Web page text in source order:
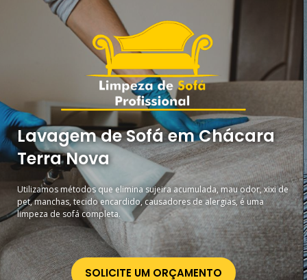
Lavagem de Sofá em Chácara
Terra Nova
Utilizamos métodos que elimina sujeira acumulada, mau odor, xixi de
pet, manchas, tecido encardido, causadores de alergias, é uma
limpeza de sofá completa.
SOLICITE UM ORÇAMENTO